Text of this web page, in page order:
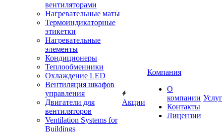
вентиляторами
Нагревательные маты
Термоиндикаторные
этикетки
Нагревательные
элементы
Кондиционеры
Теплообменники
Охлаждение LED
Вентиляция шкафов
управления
Двигатели для
вентиляторов
Ventilation Systems for
Buildings
Акции
Компания
О
компании
Контакты
Лицензии